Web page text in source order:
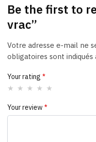
Be the first to
vrac”
Votre adresse e-mail ne
obligatoires sont indiqués
Your rating *
Your review*